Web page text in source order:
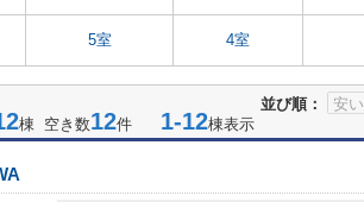
5室 4室
並び順：
棟 空き数12件 1-12棟表示